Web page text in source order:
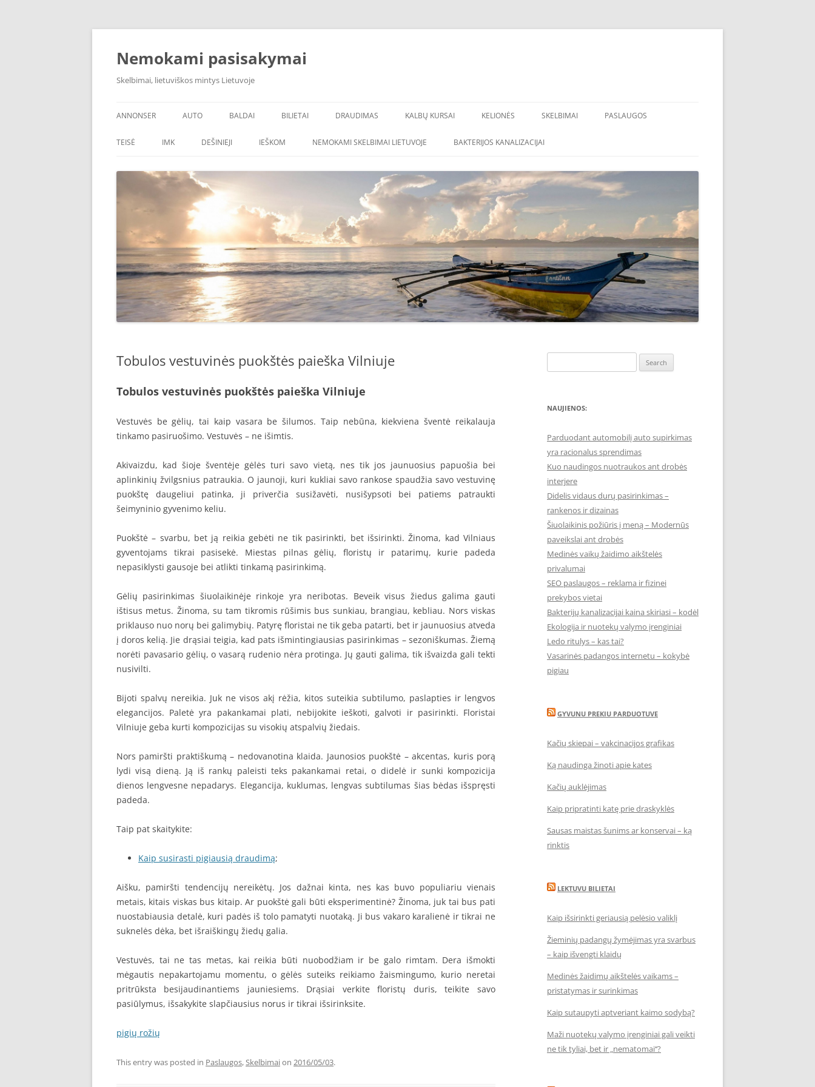
Skip
Nemokami pasisakymai
Skelbimai, lietuviškos mintys Lietuvoje
ANNONSER AUTO BALDAI BILIETAI DRAUDIMAS KALBŲ KURSAI KELIONĖS SKELBIMAI PASLAUGOS
TEISĖ IMK DEŠINIEJI IEŠKOM NEMOKAMI SKELBIMAI LIETUVOJE BAKTERIJOS KANALIZACIJAI
Tobulos vestuvinės puokštės paieška Vilniuje
Tobulos vestuvinės puokštės paieška Vilniuje
Vestuvės be gėlių, tai kaip vasara be šilumos. Taip nebūna, kiekviena šventė reikalauja
tinkamo pasiruošimo. Vestuvės – ne išimtis.
Akivaizdu, kad šioje šventėje gėlės turi savo vietą, nes tik jos jaunuosius papuošia bei
aplinkinių žvilgsnius patraukia. O jaunoji, kuri kukliai savo rankose spaudžia savo vestuvinę
puokštę daugeliui patinka, ji priverčia susižavėti, nusišypsoti bei patiems patraukti
šeimyninio gyvenimo keliu.
Puokštė – svarbu, bet ją reikia gebėti ne tik pasirinkti, bet išsirinkti. Žinoma, kad Vilniaus
gyventojams tikrai pasisekė. Miestas pilnas gėlių, floristų ir patarimų, kurie padeda
nepasiklysti gausoje bei atlikti tinkamą pasirinkimą.
Gėlių pasirinkimas šiuolaikinėje rinkoje yra neribotas. Beveik visus žiedus galima gauti
ištisus metus. Žinoma, su tam tikromis rūšimis bus sunkiau, brangiau, kebliau. Nors viskas
priklauso nuo norų bei galimybių. Patyrę floristai ne tik geba patarti, bet ir jaunuosius atveda
į doros kelią. Jie drąsiai teigia, kad pats išmintingiausias pasirinkimas – sezoniškumas. Žiemą
norėti pavasario gėlių, o vasarą rudenio nėra protinga. Jų gauti galima, tik išvaizda gali tekti
nusivilti.
Bijoti spalvų nereikia. Juk ne visos akį rėžia, kitos suteikia subtilumo, paslapties ir lengvos
elegancijos. Paletė yra pakankamai plati, nebijokite ieškoti, galvoti ir pasirinkti. Floristai
Vilniuje geba kurti kompozicijas su visokių atspalvių žiedais.
Nors pamiršti praktiškumą – nedovanotina klaida. Jaunosios puokštė – akcentas, kuris porą
lydi visą dieną. Ją iš rankų paleisti teks pakankamai retai, o didelė ir sunki kompozicija
dienos lengvesne nepadarys. Elegancija, kuklumas, lengvas subtilumas šias bėdas išspręsti
padeda.
Taip pat skaitykite:
Kaip susirasti pigiausią draudimą;
Aišku, pamiršti tendencijų nereikėtų. Jos dažnai kinta, nes kas buvo populiariu vienais
metais, kitais viskas bus kitaip. Ar puokštė gali būti eksperimentinė? Žinoma, juk tai bus pati
nuostabiausia detalė, kuri padės iš tolo pamatyti nuotaką. Ji bus vakaro karalienė ir tikrai ne
suknelės dėka, bet išraiškingų žiedų galia.
Vestuvės, tai ne tas metas, kai reikia būti nuobodžiam ir be galo rimtam. Dera išmokti
mėgautis nepakartojamu momentu, o gėlės suteiks reikiamo žaismingumo, kurio neretai
pritrūksta besijaudinantiems jauniesiems. Drąsiai verkite floristų duris, teikite savo
pasiūlymus, išsakykite slapčiausius norus ir tikrai išsirinksite.
pigių rožių
This entry was posted in Paslaugos,Skelbimaion 2016/05/03.
for:
NAUJIENOS:
Parduodant automobilį auto supirkimas
yra racionalus sprendimas
Kuo naudingos nuotraukos ant drobės
interjere
Didelis vidaus durų pasirinkimas –
rankenos ir dizainas
Šiuolaikinis požiūris į meną – Modernūs
paveikslai ant drobės
Medinės vaikų žaidimo aikštelės
privalumai
SEO paslaugos – reklama ir fizinei
prekybos vietai
Bakterijų kanalizacijai kaina skiriasi – kodėl
Ekologija ir nuotekų valymo įrenginiai
Ledo ritulys – kas tai?
Vasarinės padangos internetu – kokybė
pigiau
GYVUNU PREKIU PARDUOTUVE
Kačių skiepai – vakcinacijos grafikas
Ką naudinga žinoti apie kates
Kačių auklėjimas
Kaip pripratinti katę prie draskyklės
Sausas maistas šunims ar konservai – ką
rinktis
LEKTUVU BILIETAI
Kaip išsirinkti geriausią pelėsio valiklį
Žieminių padangų žymėjimas yra svarbus
– kaip išvengti klaidų
Medinės žaidimų aikštelės vaikams –
pristatymas ir surinkimas
Kaip sutaupyti aptveriant kaimo sodybą?
Maži nuotekų valymo įrenginiai gali veikti
ne tik tyliai, bet ir „nematomai‘‘?